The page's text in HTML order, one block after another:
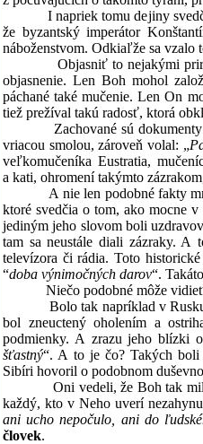
I napriek tomu dejiny
že byzantský imperátor
náboženstvom. Odkiaľže sa vzalo
Objasniť to nejakými
objasnenie. Len Boh mohol
páchané také mučenie. Len On
tiež prežíval takú radosť, ktorá
Zachované sú
vriacou smolou, zároveň volal: „
veľkomučeníka Eustratia,
a kati, ohromení takýmto
A nie len podobné fakty
ktoré svedčia o tom, ako mocne
jediným jeho slovom boli
tam sa neustále diali zázraky.
televízora či rádia. Toto
“doba výnimočných darov“.
Niečo podobné môže
Bolo tak napríklad v
bol zneuctený oholením a
podmienky. A zrazu jeho blízki
šťastný“. A to je čo? Takých boli
Sibíri hovoril o podobnom
Oni vedeli, že Boh tak
každý, kto v Neho uverí
ani ucho nepočulo, ani do
človek.